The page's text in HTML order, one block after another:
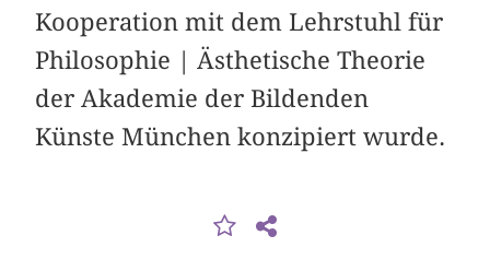
Kooperation mit dem Lehrstuhl für
Philosophie | Ästhetische Theorie
der Akademie der Bildenden
Künste München konzipiert wurde.